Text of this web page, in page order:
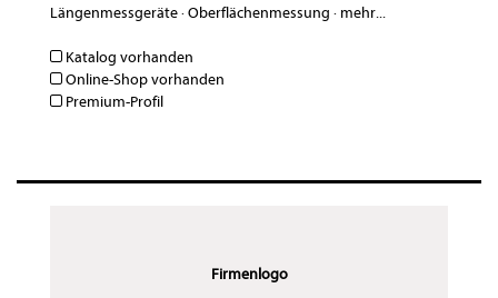
Längenmessgeräte·Oberflächenmessung · mehr...
Katalog vorhanden
Online-Shop vorhanden
Premium-Profil
Firmenlogo